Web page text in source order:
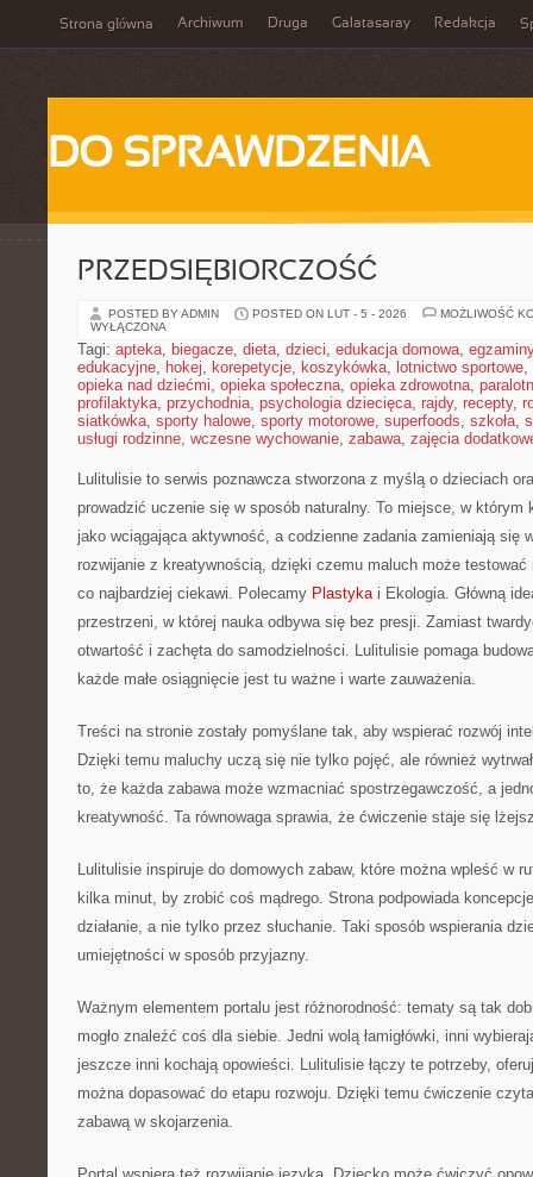
Strona główna Archiwum Druga Galatasaray Redakcja
DO SPRAWDZENIA
PRZEDSIĘBIORCZOŚĆ
POSTED BY ADMIN POSTED ON LUT - 5 - 2026
MOŻLIWOŚĆ
WYŁĄCZONA
Tagi: apteka, biegacze, dieta, dzieci, edukacja domowa, egzaminy
edukacyjne, hokej, korepetycje, koszykówka, lotnictwo sportowe,
opieka nad dziećmi, opieka społeczna, opieka zdrowotna,
profilaktyka, przychodnia, psychologia dziecięca, rajdy, recepty,
siatkówka, sporty halowe, sporty motorowe, superfoods, szkoła,
usługi rodzinne, wczesne wychowanie, zabawa, zajęcia
Lulitulisie to serwis poznawcza stworzona z myślą o dzieciach
prowadzić uczenie się w sposób naturalny. To miejsce, w którym
jako wciągająca aktywność, a codzienne zadania zamieniają się
rozwijanie z kreatywnością, dzięki czemu maluch może
co najbardziej ciekawi. Polecamy Plastykai Ekologia. Główną
przestrzeni, w której nauka odbywa się bez presji. Zamiast
otwartość i zachęta do samodzielności. Lulitulisie pomaga
każde małe osiągnięcie jest tu ważne i warte zauważenia.
Treści na stronie zostały pomyślane tak, aby wspierać rozwój
Dzięki temu maluchy uczą się nie tylko pojęć, ale również
to, że każda zabawa może wzmacniać spostrzegawczość, a
kreatywność. Ta równowaga sprawia, że ćwiczenie staje się
Lulitulisie inspiruje do domowych zabaw, które można wpleść w
kilka minut, by zrobić coś mądrego. Strona podpowiada
działanie, a nie tylko przez słuchanie. Taki sposób wspierania
umiejętności w sposób przyjazny.
Ważnym elementem portalu jest różnorodność: tematy są tak
mogło znaleźć coś dla siebie. Jedni wolą łamigłówki, inni
jeszcze inni kochają opowieści. Lulitulisie łączy te potrzeby,
można dopasować do etapu rozwoju. Dzięki temu ćwiczenie
zabawą w skojarzenia.